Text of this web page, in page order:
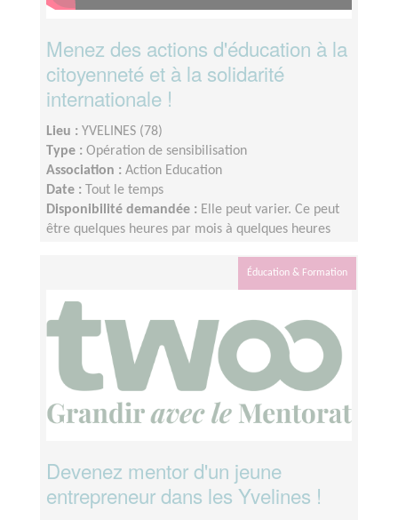
Menez des actions d'éducation à la
citoyenneté et à la solidarité
internationale !
Lieu : YVELINES (78)
Type : Opération de sensibilisation
Association : Action Education
Date :
Tout le temps
Disponibilité demandée : Elle peut varier. Ce peut
être quelques heures par mois à quelques heures
Éducation & Formation
Devenez mentor d'un jeune
entrepreneur dans les Yvelines !